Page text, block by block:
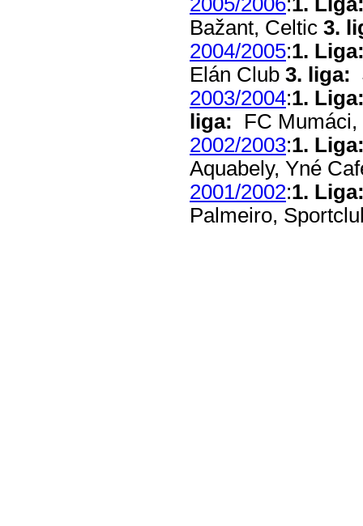
Bažant, Celtic 3.
2004/2005:1.
Elán Club 3. liga:
2003/2004:1.
liga: FC Mumáci,
2002/2003:1.
Aquabely, Yné
2001/2002:1.
Palmeiro,